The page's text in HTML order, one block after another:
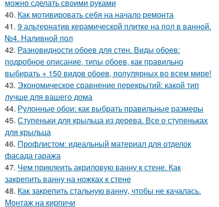
можно сделать своими руками
40. Как мотивировать себя на начало ремонта
41. 9 альтернатив керамической плитке на пол в ванной.
№4. Наливной пол
42. Разновидности обоев для стен. Виды обоев:
подробное описание, типы обоев, как правильно
выбирать + 150 видов обоев, популярных во всем мире!
43. Экономическое сравнение перекрытий: какой тип
лучше для вашего дома
44. Рулонные обои: как выбрать правильные размеры
45. Ступеньки для крыльца из дерева. Все о ступеньках
для крыльца
46. Профлистом: идеальный материал для отделок
фасада гаража
47. Чем приклеить акриловую ванну к стене. Как
закрепить ванну на ножках к стене
48. Как закрепить стальную ванну, чтобы не качалась.
Монтаж на кирпичи